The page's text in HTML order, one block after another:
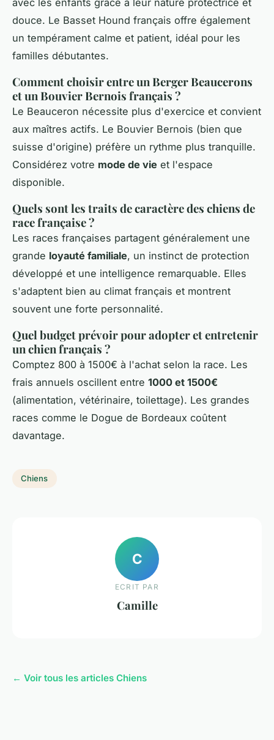
douce. Le Basset Hound français offre également
un tempérament calme et patient, idéal pour les
familles débutantes.
Comment choisir entre un Berger Beaucerons
et un Bouvier Bernois français ?
Le Beauceron nécessite plus d'exercice et convient
aux maîtres actifs. Le Bouvier Bernois (bien que
suisse d'origine) préfère un rythme plus tranquille.
Considérez votre mode de vie et l'espace
disponible.
Quels sont les traits de caractère des chiens de
race française ?
Les races françaises partagent généralement une
grande loyauté familiale, un instinct de protection
développé et une intelligence remarquable. Elles
s'adaptent bien au climat français et montrent
souvent une forte personnalité.
Quel budget prévoir pour adopter et entretenir
un chien français ?
Comptez 800 à 1500€ à l'achat selon la race. Les
frais annuels oscillent entre 1000 et 1500€
(alimentation, vétérinaire, toilettage). Les grandes
races comme le Dogue de Bordeaux coûtent
davantage.
Chiens
C
ECRIT PAR
Camille
← Voir tous les articles Chiens